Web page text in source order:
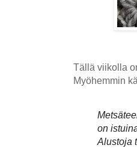
Tällä viikolla
Myöhemmin
on
Alustoja